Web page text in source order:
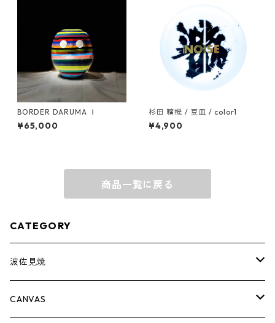
BORDER DARUMA Ⅰ
¥65,000
杉田 曠機 / 豆皿 / color1
¥4,900
商品一覧に戻る
CATEGORY
波佐見焼
complete set
CANVAS